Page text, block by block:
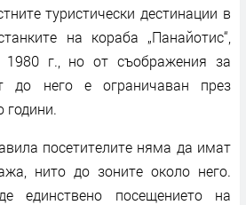
туристически дестинации в
на кораба „Панайотис“,
1980 г., но от съображения за
до него е ограничаван през
години.
посетителите няма да имат
нито до зоните около него.
единствено посещението на